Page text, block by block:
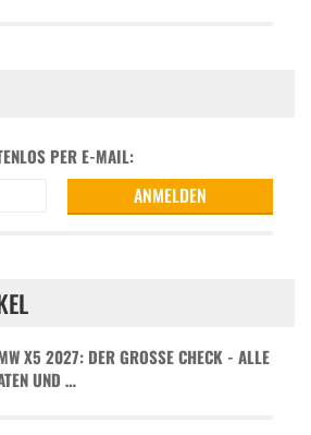
PER E-MAIL:
X5 2027: DER GROSSE CHECK - ALLE D
UND …